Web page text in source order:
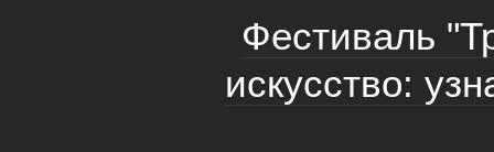
Фестиваль
искусство: